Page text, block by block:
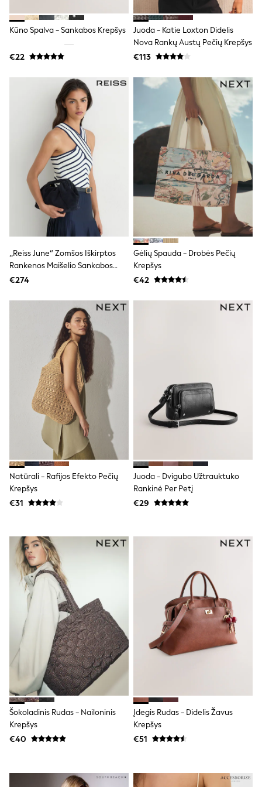
T-Shirts
Vests
Boys Holiday Shop
All swimwear
Ponchos & Toweling sets
Polo Shirts
Rash Vests
Sandals & Sliders
Shirts
Shorts
Sunglasses
Sunsafe Swimwear
Swimshorts
Tops & T-Shirts
Girls Holiday Shop
All swimwear
Beach Dresses & Kaftans
Dresses
Sun Hats & Caps
Jumpsuits & Playsuits
Sandals & Sliders
Shorts
Sunsafe Swimwear
Swimsuits
Tops & T-Shirts
Baby Holiday Shop
Baby Travel Accessories
All Accessories
Beach Bags
Luggage
Beach Towels
Birkenstock
Crocs
Havaianas
Pour Moi
Rayban
Skechers
Trousers
GIRLS
New in from Next
Trending: Clogs
Toy Story
THE SET
50 - 92cm
98 - 110cm
116 - 134cm
140 - 174cm
All Clothing
T-Shirts
Dresses
Shorts & Skirts
Coats & Jackets
Sweatshirts & Hoodies
Knitwear
Sets & Outfits
Tops
Nightwear & Pyjamas
Shirts & Blouses
Swimwear
Multipacks
Kūno Spalva - Sankabos Krepšys
€22
Juoda - Katie Loxton Didelis
Nova Rankų Austų Pečių Krepšys
€113
„Reiss June“ Zomšos Iškirptos
Rankenos Maišelio Sankabos
Krepšys
€274
Gėlių Spauda - Drobės Pečių
Krepšys
€42
Natūrali - Rafijos Efekto Pečių
Krepšys
€31
Juoda - Dvigubo Užtrauktuko
Rankinė Per Petį
€29
Šokoladinis Rudas - Nailoninis
Krepšys
€40
Įdegis Rudas - Didelis Žavus
Krepšys
€51